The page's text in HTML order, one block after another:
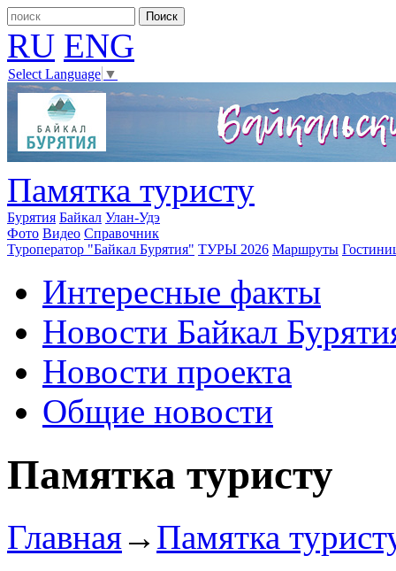
RU ENG
Select Language ▼
Памятка туристу
Бурятия Байкал Улан-Удэ
Фото Видео Справочник
Туроператор "Байкал Бурятия" ТУРЫ 2026 Маршруты
Интересные факты
Новости Байкал
Новости проекта
Общие новости
Памятка туристу
Главная→ Памятка